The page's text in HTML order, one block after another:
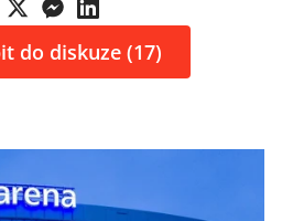
do diskuze (17)